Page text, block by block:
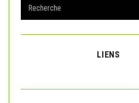
a
r
r
LIENS